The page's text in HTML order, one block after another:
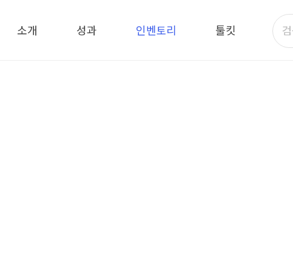
소개 성과 인벤토리 툴킷